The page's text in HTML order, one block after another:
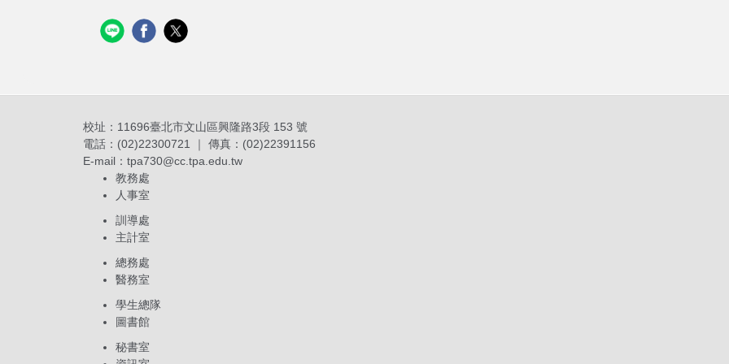
校址：11696臺北市文山區興隆路3段 153 號
電話：(02)22300721 ｜ 傳真：(02)22391156
E-mail： tpa730@cc.tpa.edu.tw
教務處
人事室
訓導處
主計室
總務處
醫務室
學生總隊
圖書館
秘書室